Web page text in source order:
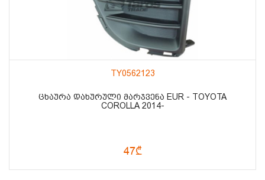
TY0562123
ᲪᲮᲐᲣᲠᲐ ᲓᲐᲮᲣᲠᲣᲚᲘ ᲛᲐᲠᲯᲕᲔᲜᲐ EUR - TOYOTA
COROLLA 2014-
47₾